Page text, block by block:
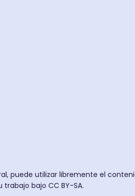
puede utilizar libremente el
bajo CC BY-SA.